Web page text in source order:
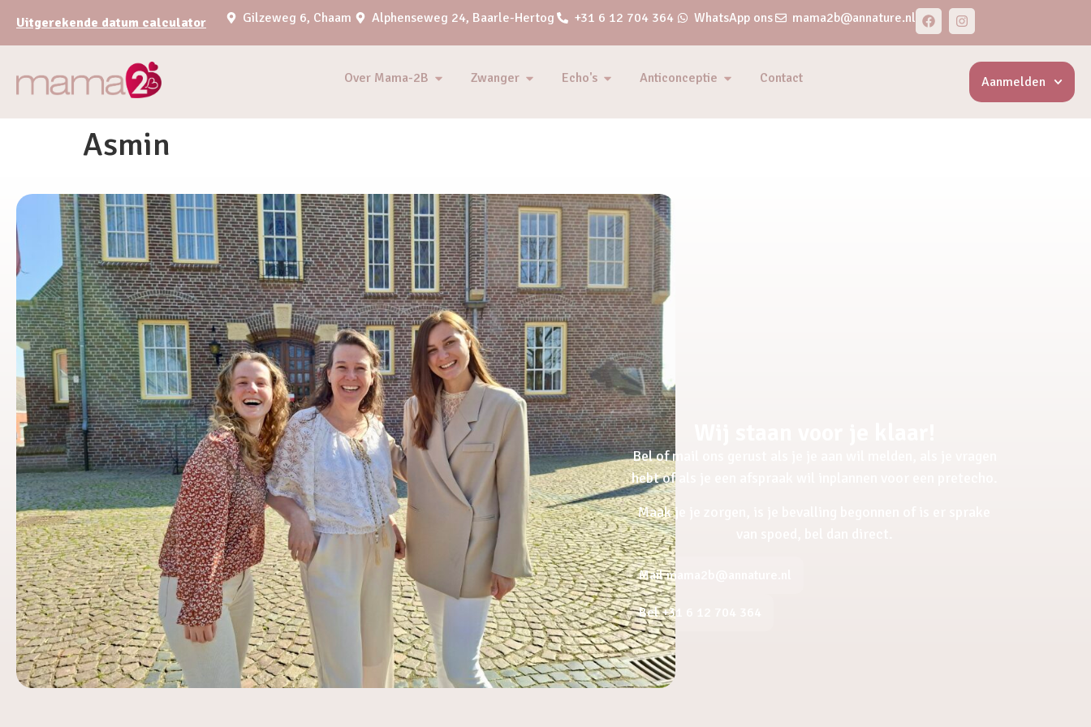
Uitgerekende datum calculator Gilzeweg 6, Chaam Alphenseweg 24, Baarle-Hertog +31 6 12 704 364 WhatsApp ons mama2b@annature.nl
Over Mama-2B Zwanger Echo's Anticonceptie Contact Aanmelden
Asmin
Bel of mail ons gerust als je je aan wil melden, als je vragen
hebt of als je een afspraak wil inplannen voor een pretecho.
Maak je je zorgen, is je bevalling begonnen of is er sprake
Mail mama2b@annature.nl
Bel +31 6 12 704 364